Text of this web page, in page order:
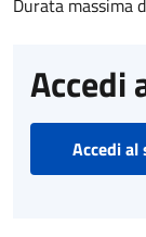
Accedi
Accedi al